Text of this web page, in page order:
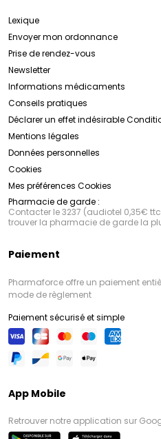
Lexique
Envoyer mon ordonnance
Prise de rendez-vous
Newsletter
Informations médicaments
Conseils pratiques
Déclarer un effet indésirable
Mentions légales
Données personnelles
Cookies
Mes préférences Cookies
Pharmacie de garde :
Contacter le 3237 (audiotel 0,35€
trouver la pharmacie de garde la
Paiement
Pharmaforce offre un paiement
mode de règlement
Paiement sécurisé et simple
App Mobile
Retrouver notre application sur